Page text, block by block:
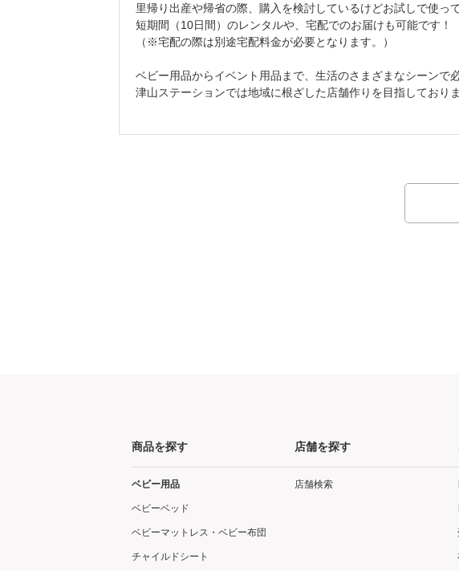
里帰り出産や帰省の際、購入を検討しているけどお試しで使っ
短期間（10日間）のレンタルや、宅配でのお届けも可能です！
（※宅配の際は別途宅配料金が必要となります。）
ベビー用品からイベント用品まで、生活のさまざまなシーンで
津山ステーションでは地域に根ざした店舗作りを目指しておりま
商品を探す
ベビー用品
ベビーベッド
ベビーマットレス・ベビー布団
チャイルドシート
店舗を探す
店舗検索